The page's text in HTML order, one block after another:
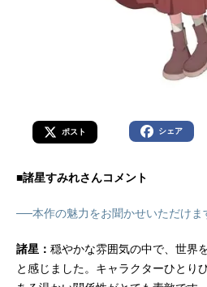
ポスト シェア
■諸星すみれさんコメント
──本作の魅力をお聞かせいただけま
諸星： 穏やかな雰囲気の中で、世界
と感じました。キャラクターひとり